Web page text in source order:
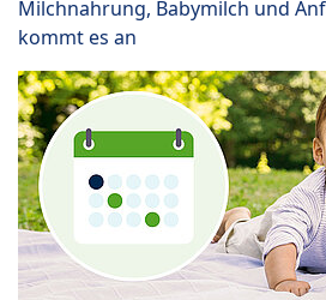
Milchnahrung, Babymilch und
kommt es an